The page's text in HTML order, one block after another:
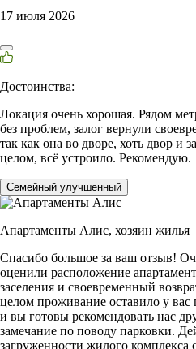
17 июля 2026
Достоинства:
Локация очень хорошая. Рядом
без проблем, залог вернули
так как она во дворе, хоть двор
целом, всё устроило. Рекомендую.
Семейный улучшенный
Апартаменты Алис, хозяин жилья
Спасибо большое за ваш отзыв!
оценили расположение
заселения и своевременный
целом проживание оставило у
и вы готовы рекомендовать нас
замечание по поводу парковки.
загруженности жилого комплекса